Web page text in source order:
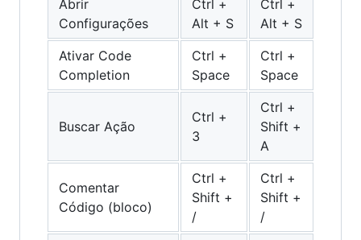
Abrir
Configurações
Ctrl +
Alt + S
Ctrl +
Alt + S
Ativar Code
Completion
Ctrl +
Space
Ctrl +
Space
Buscar Ação
Ctrl +
3
Ctrl +
Shift +
A
Comentar
Código (bloco)
Ctrl +
Shift +
/
Ctrl +
Shift +
/